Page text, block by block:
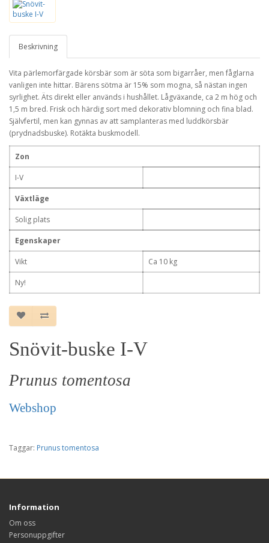
Beskrivning
Vita pärlemorfärgade körsbär som är söta som bigarråer, men fåglarna
vanligen inte hittar. Bärens sötma är 15% som mogna, så nästan ingen
syrlighet. Äts direkt eller används i hushållet. Lågväxande, ca 2 m hög och
1,5 m bred. Frisk och härdig sort med dekorativ blomning och fina blad.
Självfertil, men kan gynnas av att samplanteras med luddkörsbär
(prydnadsbuske). Rotäkta buskmodell.
Zon
I-V
Växtläge
Solig plats
Egenskaper
Vikt Ca 10 kg
Ny!
Snövit-buske I-V
Prunus tomentosa
Webshop
Taggar: Prunus tomentosa
Information
Om oss
Personuppgifter